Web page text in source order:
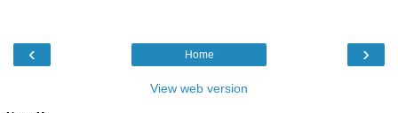
‹ ›
Home
View web version